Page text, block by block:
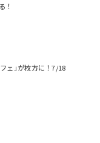
！
ェ｣が枚方に！7/18